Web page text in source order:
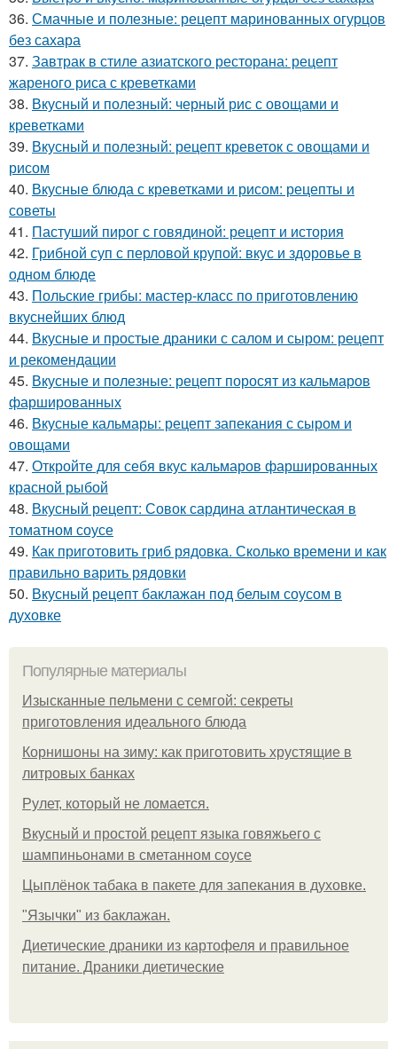
36. Смачные и полезные: рецепт маринованных огурцов
без сахара
37. Завтрак в стиле азиатского ресторана: рецепт
жареного риса с креветками
38. Вкусный и полезный: черный рис с овощами и
креветками
39. Вкусный и полезный: рецепт креветок с овощами и
рисом
40. Вкусные блюда с креветками и рисом: рецепты и
советы
41. Пастуший пирог с говядиной: рецепт и история
42. Грибной суп с перловой крупой: вкус и здоровье в
одном блюде
43. Польские грибы: мастер-класс по приготовлению
вкуснейших блюд
44. Вкусные и простые драники с салом и сыром: рецепт
и рекомендации
45. Вкусные и полезные: рецепт поросят из кальмаров
фаршированных
46. Вкусные кальмары: рецепт запекания с сыром и
овощами
47. Откройте для себя вкус кальмаров фаршированных
красной рыбой
48. Вкусный рецепт: Совок сардина атлантическая в
томатном соусе
49. Как приготовить гриб рядовка. Сколько времени и как
правильно варить рядовки
50. Вкусный рецепт баклажан под белым соусом в
духовке
Популярные материалы
Изысканные пельмени с семгой: секреты
приготовления идеального блюда
Корнишоны на зиму: как приготовить хрустящие в
литровых банках
Рулет, который не ломается.
Вкусный и простой рецепт языка говяжьего с
шампиньонами в сметанном соусе
Цыплёнок табака в пакете для запекания в духовке.
"Язычки" из баклажан.
Диетические драники из картофеля и правильное
питание. Драники диетические